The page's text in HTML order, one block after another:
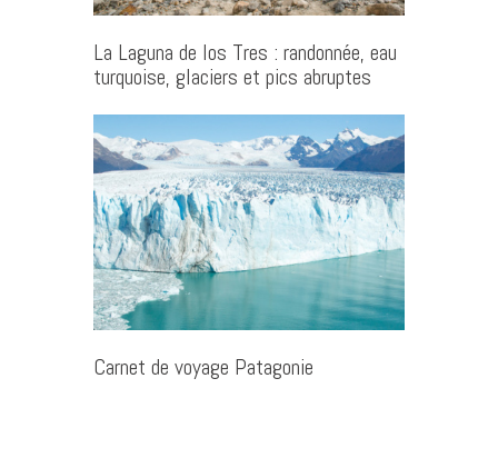
La Laguna de los Tres : randonnée, eau
turquoise, glaciers et pics abruptes
Carnet de voyage Patagonie